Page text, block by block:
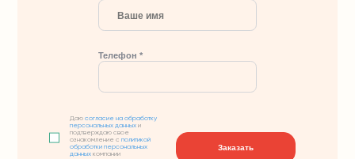
Телефон *
Даюсогласие на обработку
персональных данных и
подтверждаю свое
ознакомление сполитикой
обработки персональных
данных компании
Заказать